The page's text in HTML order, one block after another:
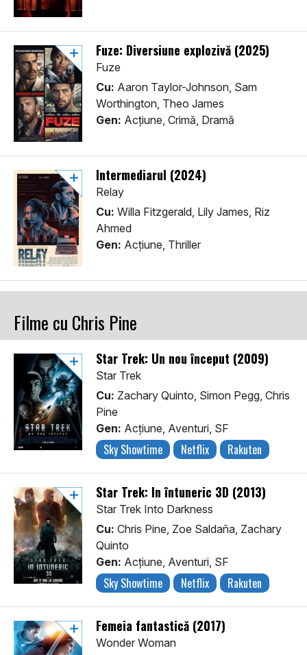
Fuze: Diversiune explozivă (2025)
Fuze
Cu: Aaron Taylor-Johnson, Sam
Worthington, Theo James
Gen: Acţiune, Crimă, Dramă
Intermediarul (2024)
Relay
Cu: Willa Fitzgerald, Lily James, Riz
Ahmed
Gen: Acţiune, Thriller
Filme cu Chris Pine
Star Trek: Un nou început (2009)
Star Trek
Cu: Zachary Quinto, Simon Pegg, Chris
Pine
Gen: Acţiune, Aventuri, SF
Sky Showtime Netflix Rakuten
Star Trek: În întuneric 3D (2013)
Star Trek Into Darkness
Cu: Chris Pine, Zoe Saldaña, Zachary
Quinto
Gen: Acţiune, Aventuri, SF
Sky Showtime Netflix Rakuten
Femeia fantastică (2017)
Wonder Woman